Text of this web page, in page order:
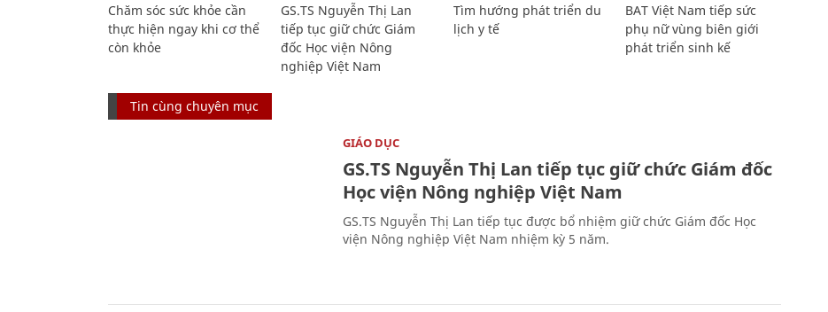
Chăm sóc sức khỏe cần
thực hiện ngay khi cơ thể
còn khỏe
GS.TS Nguyễn Thị Lan
tiếp tục giữ chức Giám
đốc Học viện Nông
nghiệp Việt Nam
Tìm hướng phát triển du
lịch y tế
BAT Việt Nam tiếp sức
phụ nữ vùng biên giới
phát triển sinh kế
Tin cùng chuyên mục
GIÁO DỤC
GS.TS Nguyễn Thị Lan tiếp tục giữ chức Giám đốc
Học viện Nông nghiệp Việt Nam
GS.TS Nguyễn Thị Lan tiếp tục được bổ nhiệm giữ chức Giám đốc Học
viện Nông nghiệp Việt Nam nhiệm kỳ 5 năm.